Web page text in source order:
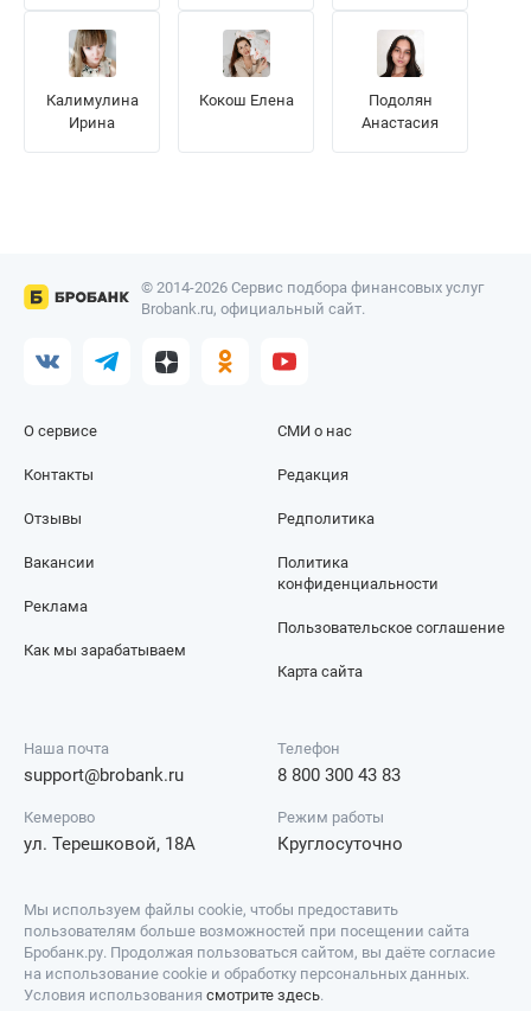
Калимулина
Ирина
Кокош Елена
Подолян
Анастасия
© 2014-2026 Сервис подбора финансовых услуг
Brobank.ru, официальный сайт.
О сервисе
Контакты
Отзывы
СМИ о нас
Редакция
Редполитика
Вакансии
Реклама
Как мы зарабатываем
Политика
конфиденциальности
Пользовательское соглашение
Карта сайта
Наша почта
support@brobank.ru
Телефон
8 800 300 43 83
Кемерово
ул. Терешковой, 18А
Режим работы
Круглосуточно
Мы используем файлы cookie, чтобы предоставить
пользователям больше возможностей при посещении сайта
Бробанк.ру. Продолжая пользоваться сайтом, вы даёте согласие
на использование cookie и обработку персональных данных.
Условия использования смотрите здесь.